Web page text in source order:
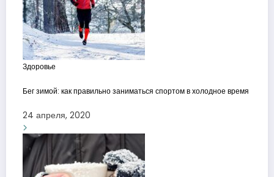
Здоровье
Бег зимой: как правильно заниматься спортом в холодное время
24 апреля, 2020